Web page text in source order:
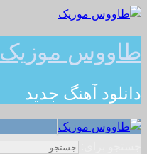
طاووس موزیک
دانلود آهنگ جدید